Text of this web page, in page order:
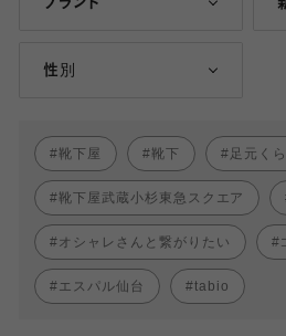
ブランド
性別
靴下屋 靴下 足元く
靴下屋武蔵小杉東急スクエア
オシャレさんと繋がりたい
エスパル仙台 tabio